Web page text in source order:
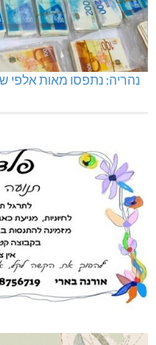
נהריה: נתפסו מאות אלפי